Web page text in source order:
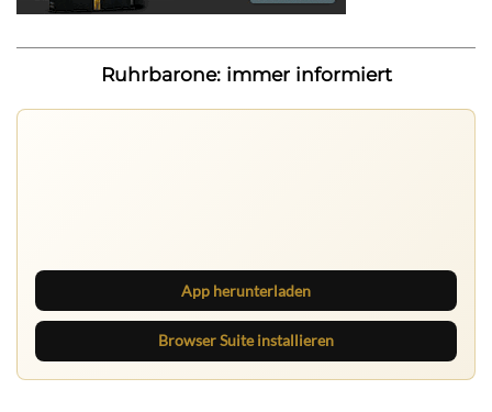
Ruhrbarone: immer informiert
App herunterladen
Browser Suite installieren